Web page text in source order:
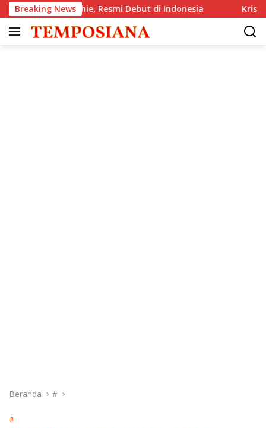
Langsung
ke
konten
Breaking News
GlenAllachie, Resmi Debut di Indonesia Krisis
Beranda #
#